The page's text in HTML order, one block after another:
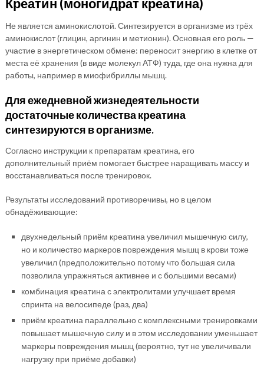
Креатин (моногидрат креатина)
Не является аминокислотой. Синтезируется в организме из трёх
аминокислот (глицин, аргинин и метионин). Основная его роль —
участие в энергетическом обмене: переносит энергию в клетке от
места её хранения (в виде молекул АТФ) туда, где она нужна для
работы, например в миофибриллы мышц.
Для ежедневной жизнедеятельности
достаточные количества креатина
синтезируются в организме.
Согласно инструкции к препаратам креатина, его
дополнительный приём помогает быстрее наращивать массу и
восстанавливаться после тренировок.
Результаты исследований противоречивы, но в целом
обнадёживающие:
двухнедельный приём креатина увеличил мышечную силу,
но и количество маркеров повреждения мышц в крови тоже
увеличил (предположительно потому что большая сила
позволила упражняться активнее и с большими весами)
комбинация креатина с электролитами улучшает время
спринта на велосипеде (раз, два)
приём креатина параллельно с комплексными тренировками
повышает мышечную силу и в этом исследовании уменьшает
маркеры повреждения мышц (вероятно, тут не увеличивали
нагрузку при приёме добавки)